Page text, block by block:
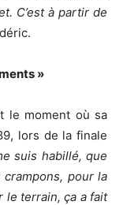
C’est à partir de
»
le moment où sa
lors de la finale
suis habillé, que
crampons, pour la
le terrain, ça a fait